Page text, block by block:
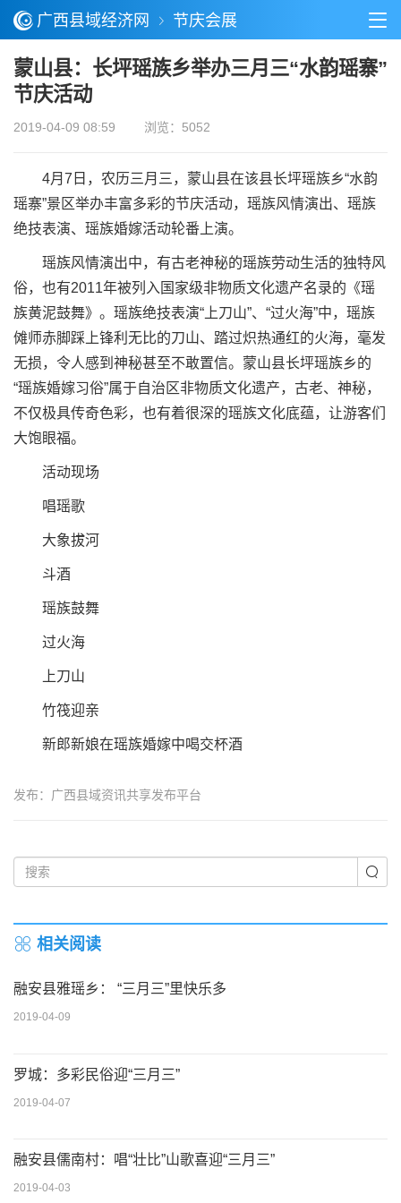
广西县域经济网 节庆会展
蒙山县：长坪瑶族乡举办三月三“水韵瑶寨”
节庆活动
2019-04-09 08:59 浏览：5052
4月7日，农历三月三，蒙山县在该县长坪瑶族乡“水韵
瑶寨”景区举办丰富多彩的节庆活动，瑶族风情演出、瑶族
绝技表演、瑶族婚嫁活动轮番上演。
瑶族风情演出中，有古老神秘的瑶族劳动生活的独特风
俗，也有2011年被列入国家级非物质文化遗产名录的《瑶
族黄泥鼓舞》。瑶族绝技表演“上刀山”、“过火海”中，瑶族
傩师赤脚踩上锋利无比的刀山、踏过炽热通红的火海，毫发
无损，令人感到神秘甚至不敢置信。蒙山县长坪瑶族乡的
“瑶族婚嫁习俗”属于自治区非物质文化遗产，古老、神秘，
不仅极具传奇色彩，也有着很深的瑶族文化底蕴，让游客们
大饱眼福。
活动现场
唱瑶歌
大象拔河
斗酒
瑶族鼓舞
过火海
上刀山
竹筏迎亲
新郎新娘在瑶族婚嫁中喝交杯酒
发布：广西县域资讯共享发布平台
相关阅读
融安县雅瑶乡： “三月三”里快乐多
2019-04-09
罗城：多彩民俗迎“三月三”
2019-04-07
融安县儒南村：唱“壮比”山歌喜迎“三月三”
2019-04-03